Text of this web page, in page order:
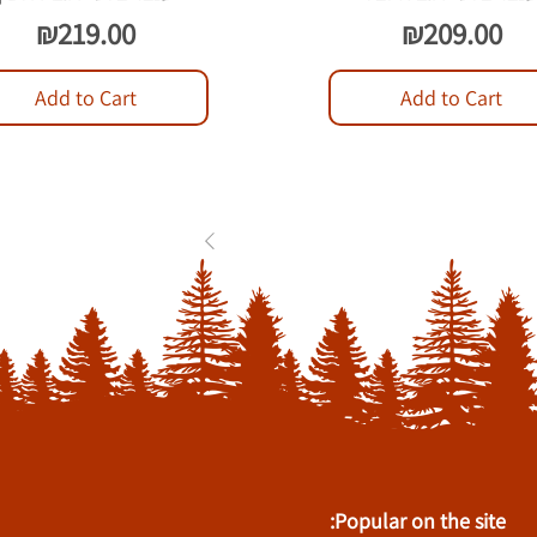
Price
₪219.00
Add to Cart
Price
₪209.00
Add to Cart
Popular on the site: